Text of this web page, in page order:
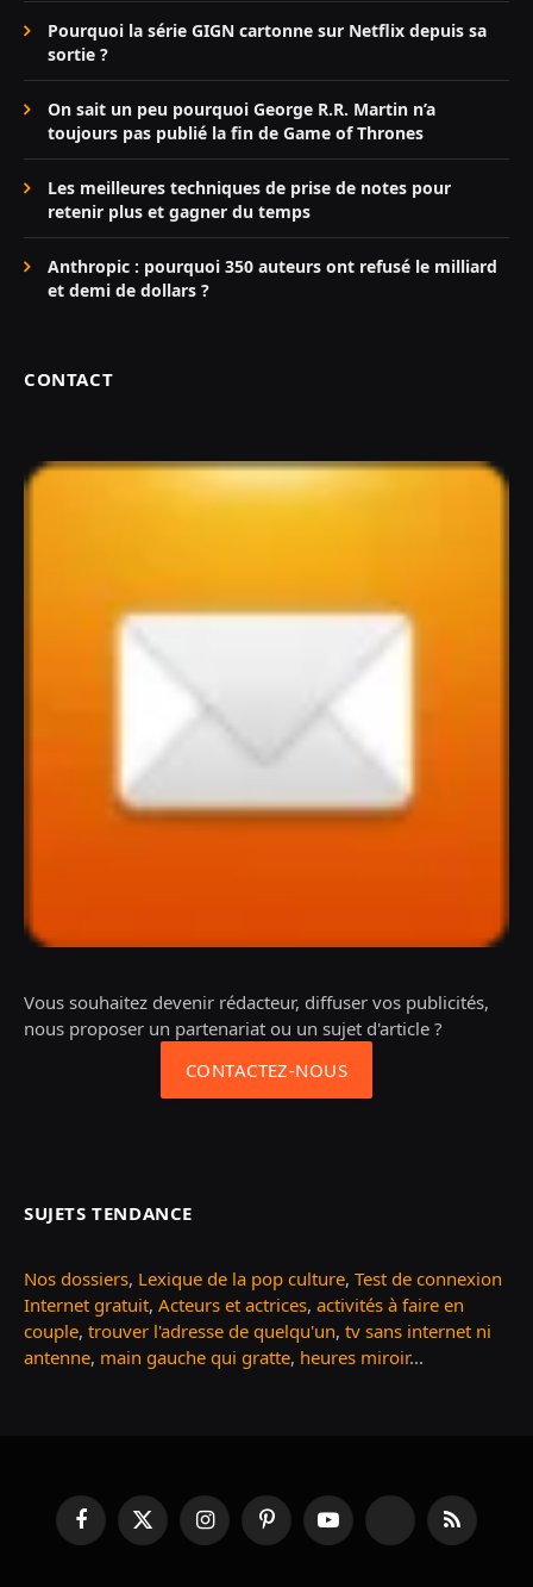
Pourquoi la série GIGN cartonne sur Netflix depuis sa
sortie ?
On sait un peu pourquoi George R.R. Martin n’a
toujours pas publié la fin de Game of Thrones
Les meilleures techniques de prise de notes pour
retenir plus et gagner du temps
Anthropic : pourquoi 350 auteurs ont refusé le milliard
et demi de dollars ?
CONTACT
Vous souhaitez devenir rédacteur, diffuser vos publicités,
nous proposer un partenariat ou un sujet d'article ?
CONTACTEZ-NOUS
SUJETS TENDANCE
Nos dossiers, Lexique de la pop culture, Test de connexion
Internet gratuit, Acteurs et actrices, activités à faire en
couple, trouver l'adresse de quelqu'un, tv sans internet ni
antenne, main gauche qui gratte, heures miroir...
FacebookX
(Twitter)
InstagramPinterestYouTube TikTok RSS